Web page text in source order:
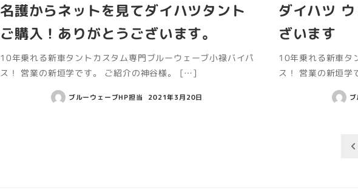
名護からネットを見てダイハツタント
ご購入！ありがとうございます。
10年乗れる新車タントカスタム専門ブルーウェーブ小禄バイパ
ス！ 営業の新垣学です。 ご紹介の神谷様。 […]
ブルーウェーブHP担当 2021年3月20日
ダイハツ
ざいます
10年乗れる新車タ
ス！ 営業の新垣